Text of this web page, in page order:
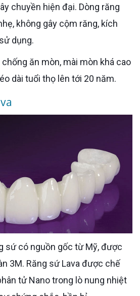
chuyền hiện đại. Dòng răng
không gây cộm răng, kích
dụng.
dài tuổi thọ lên tới 20 năm.
3M. Răng sứ Lava được chế
tử Nano trong lò nung nhiệt